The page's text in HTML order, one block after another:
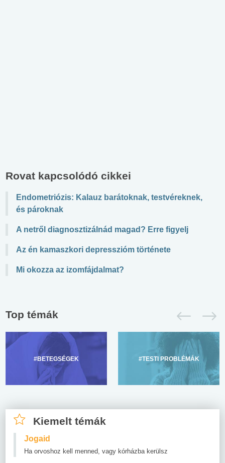
Rovat kapcsolódó cikkei
Endometriózis: Kalauz barátoknak, testvéreknek,
és pároknak
A netről diagnosztizálnád magad? Erre figyelj
Az én kamaszkori depresszióm története
Mi okozza az izomfájdalmat?
Top témák
#BETEGSÉGEK #TESTI PROBLÉMÁK
Kiemelt témák
Jogaid
Ha orvoshoz kell menned, vagy kórházba kerülsz